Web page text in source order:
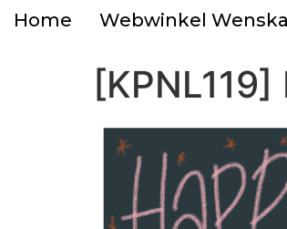
Home Webwinkel